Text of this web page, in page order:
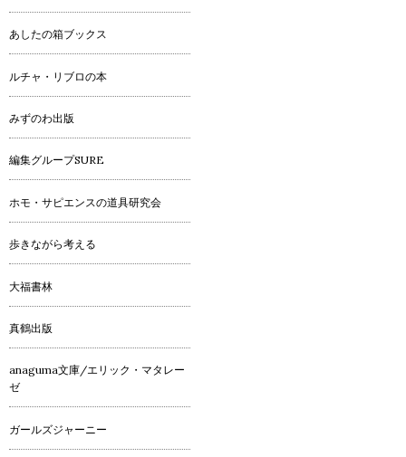
あしたの箱ブックス
ルチャ・リブロの本
みずのわ出版
編集グループSURE
ホモ・サピエンスの道具研究会
歩きながら考える
大福書林
真鶴出版
anaguma文庫/エリック・マタレー
ゼ
ガールズジャーニー